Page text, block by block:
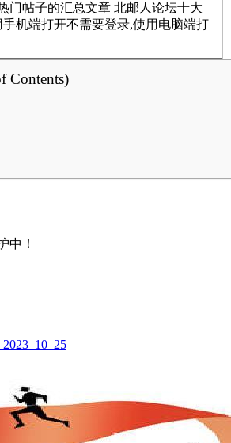
门帖子的汇总文章 北邮人论坛十大
手机端打开不需要登录,使用电脑端打
Contents)
中！